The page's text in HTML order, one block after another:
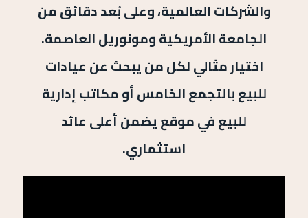
والشركات العالمية، وعلى بُعد دقائق من
الجامعة الأمريكية ومونوريل العاصمة.
اختيار مثالي لكل من يبحث عن عيادات
للبيع بالتجمع الخامس أو مكاتب إدارية
للبيع في موقع يضمن أعلى عائد
استثماري.